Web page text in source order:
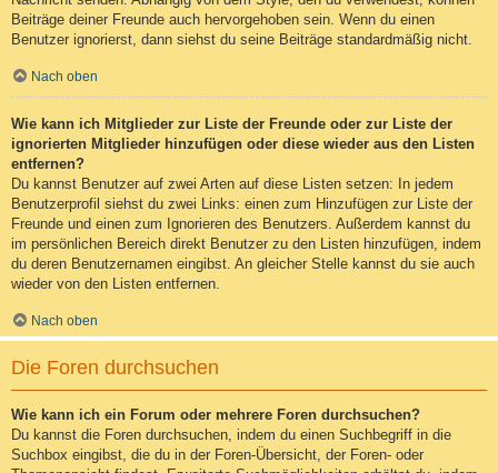
Beiträge deiner Freunde auch hervorgehoben sein. Wenn du einen
Benutzer ignorierst, dann siehst du seine Beiträge standardmäßig nicht.
Nach oben
Wie kann ich Mitglieder zur Liste der Freunde oder zur Liste der
ignorierten Mitglieder hinzufügen oder diese wieder aus den Listen
entfernen?
Du kannst Benutzer auf zwei Arten auf diese Listen setzen: In jedem
Benutzerprofil siehst du zwei Links: einen zum Hinzufügen zur Liste der
Freunde und einen zum Ignorieren des Benutzers. Außerdem kannst du
im persönlichen Bereich direkt Benutzer zu den Listen hinzufügen, indem
du deren Benutzernamen eingibst. An gleicher Stelle kannst du sie auch
wieder von den Listen entfernen.
Nach oben
Die Foren durchsuchen
Wie kann ich ein Forum oder mehrere Foren durchsuchen?
Du kannst die Foren durchsuchen, indem du einen Suchbegriff in die
Suchbox eingibst, die du in der Foren-Übersicht, der Foren- oder